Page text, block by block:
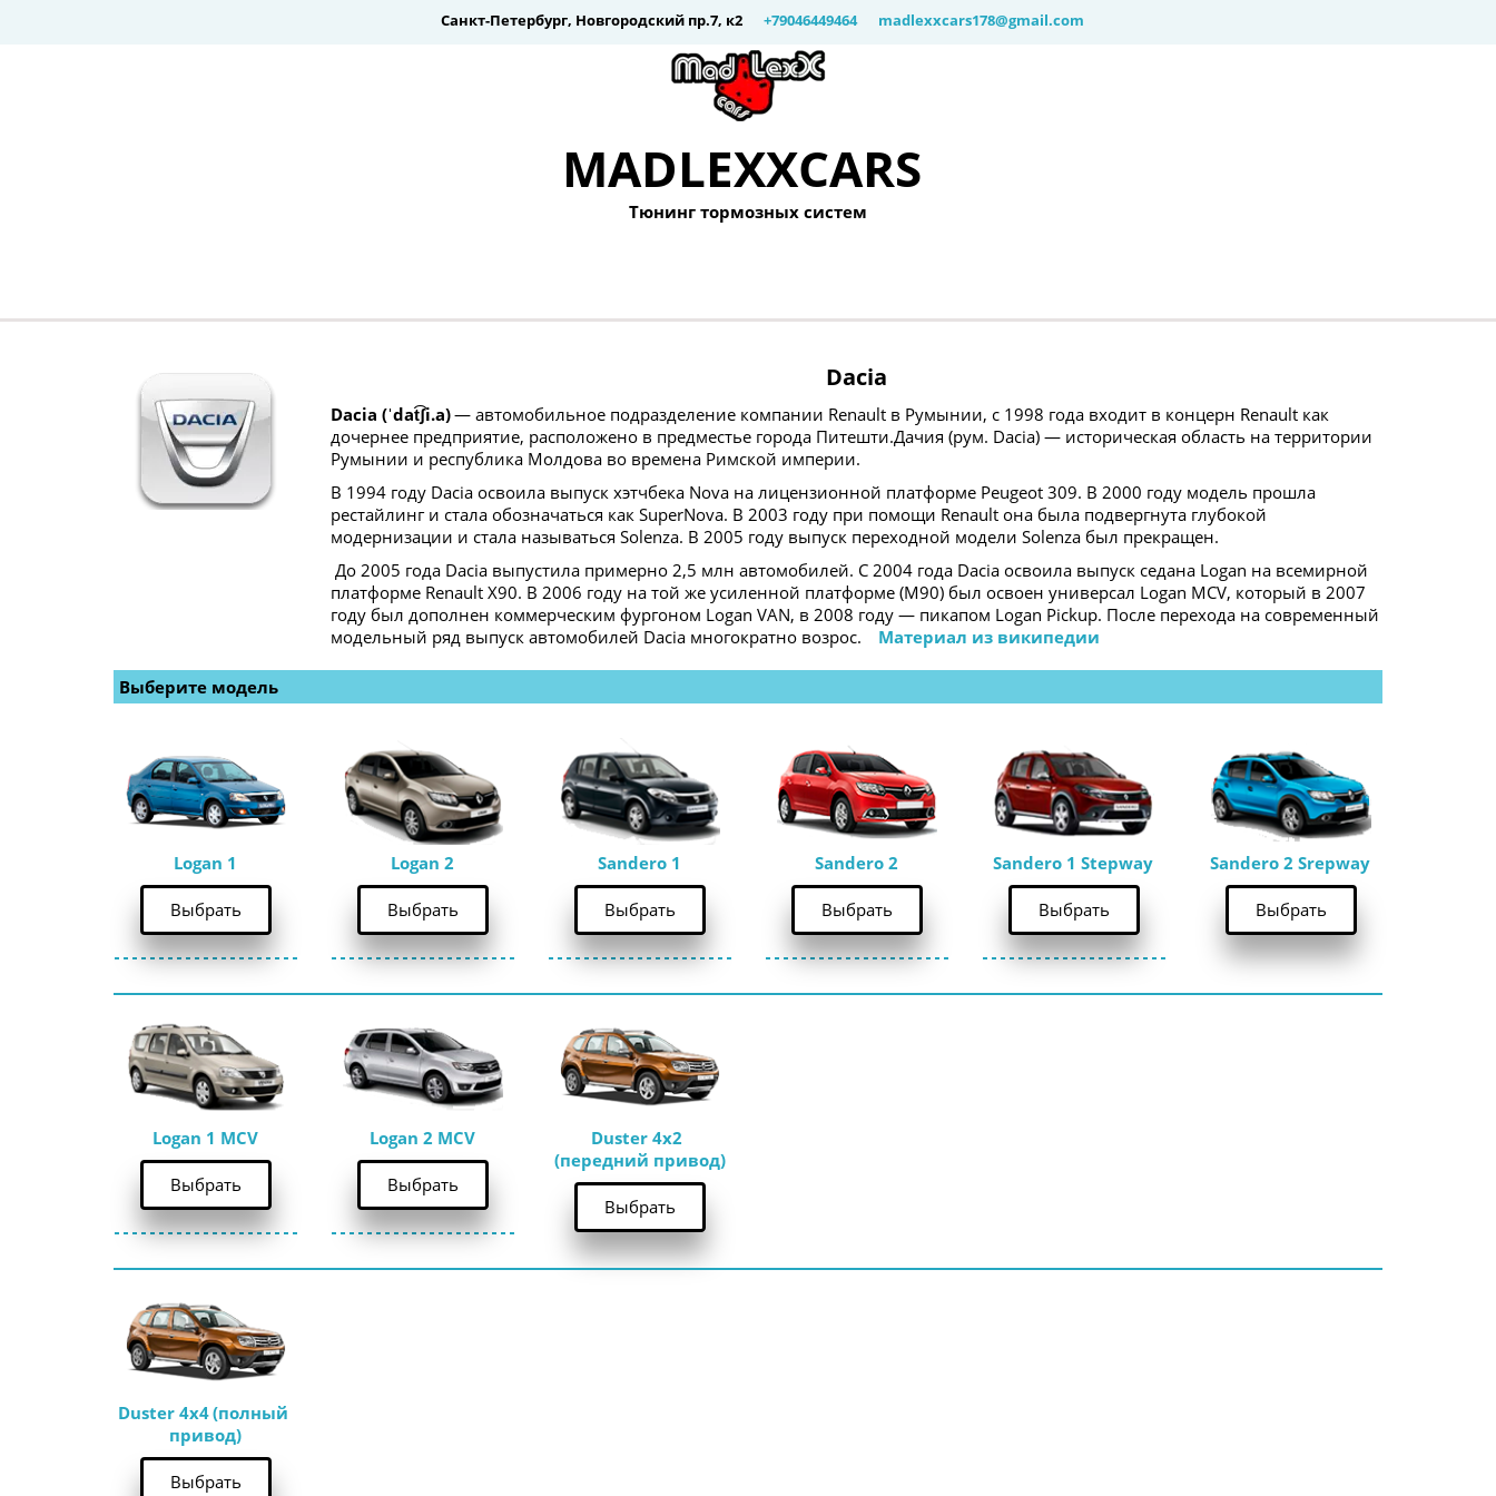
Санкт-Петербург, Новгородский пр.7, к2 +79046449464 madlexxcars178@gmail.com
MADLEXXCARS
Тюнинг тормозных систем
Dacia
Dacia (ˈdat͡ʃi.a) — автомобильное подразделение компании Renault в Румынии, c 1998 года входит в концерн Renault как
дочернее предприятие, расположено в предместье города Питешти.Дачия (рум. Dacia) — историческая область на территории
Румынии и республика Молдова во времена Римской империи.
В 1994 году Dacia освоила выпуск хэтчбека Nova на лицензионной платформе Peugeot 309. В 2000 году модель прошла
рестайлинг и стала обозначаться как SuperNova. В 2003 году при помощи Renault она была подвергнута глубокой
модернизации и стала называться Solenza. В 2005 году выпуск переходной модели Solenza был прекращен.
До 2005 года Dacia выпустила примерно 2,5 млн автомобилей. С 2004 года Dacia освоила выпуск седана Logan на всемирной
платформе Renault X90. В 2006 году на той же усиленной платформе (M90) был освоен универсал Logan MCV, который в 2007
году был дополнен коммерческим фургоном Logan VAN, в 2008 году — пикапом Logan Pickup. После перехода на современный
модельный ряд выпуск автомобилей Dacia многократно возрос. Материал из википедии
Выберите модель
Logan 1
Выбрать
Logan 2
Выбрать
Sandero 1
Выбрать
Sandero 2
Выбрать
Sandero 1 Stepway
Выбрать
Sandero 2 Srepway
Выбрать
Logan 1 MCV
Выбрать
Logan 2 MCV
Выбрать
Duster 4x2
(передний привод)
Выбрать
Duster 4x4 (полный
привод)
Выбрать